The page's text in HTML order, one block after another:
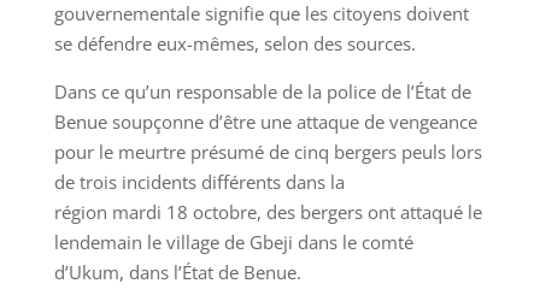
gouvernementale signifie que les citoyens doivent
se défendre eux-mêmes, selon des sources.
Dans ce qu’un responsable de la police de l’État de
Benue soupçonne d’être une attaque de vengeance
pour le meurtre présumé de cinq bergers peuls lors
de trois incidents différents dans la
région mardi 18 octobre, des bergers ont attaqué le
lendemain le village de Gbeji dans le comté
d’Ukum, dans l’État de Benue.